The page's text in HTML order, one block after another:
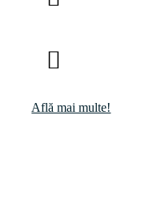
Află mai multe!